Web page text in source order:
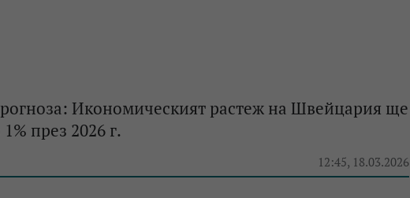
Икономическият растеж на Швейцария ще
през 2026 г.
12:45, 18.03.2026